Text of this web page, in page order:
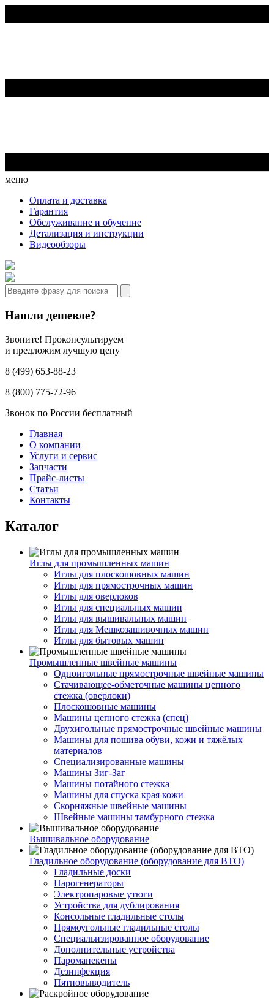
меню
Оплата и доставка
Гарантия
Обслуживание и обучение
Детализация и инструкции
Видеообзоры
Нашли дешевле?
Звоните! Проконсультируем
и предложим лучшую цену
8 (499) 653-88-23
8 (800) 775-72-96
Звонок по России бесплатный
Главная
О компании
Услуги и сервис
Запчасти
Прайс-листы
Статьи
Контакты
Каталог
Иглы для промышленных машин
Иглы для плоскошовных машин
Иглы для прямострочных машин
Иглы для оверлоков
Иглы для специальных машин
Иглы для вышивальных машин
Иглы для Мешкозашивочных машин
Иглы для бытовых машин
Промышленные швейные машины
Одноигольные прямострочные швейные машины
Стачивающее-обметочные машины цепного
стежка (оверлоки)
Плоскошовные машины
Машины цепного стежка (спец)
Двухигольные прямострочные швейные машины
Машины для пошива обуви, кожи и тяжёлых
материалов
Специализированные машины
Машины Зиг-Заг
Машины потайного стежка
Машины для спуска края кожи
Скорняжные швейные машины
Швейные машины тамбурного стежка
Вышивальное оборудование
Гладильное оборудование (оборудование для ВТО)
Гладильные доски
Парогенераторы
Электропаровые утюги
Устройства для дублирования
Консольные гладильные столы
Прямоугольные гладильные столы
Специальизированное оборудование
Дополнительные устройства
Пароманекены
Дезинфекция
Пятновыводитель